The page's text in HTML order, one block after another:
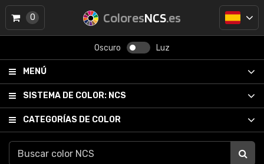
ColoresNCS.es
Oscuro Luz
MENÚ
SISTEMA DE COLOR: NCS
CATEGORÍAS DE COLOR
0